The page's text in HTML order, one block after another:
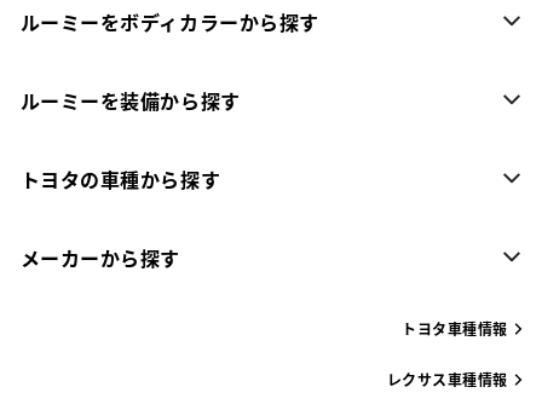
ルーミーをボディカラーから探す
ルーミーを装備から探す
トヨタの車種から探す
メーカーから探す
トヨタ車種情報
レクサス車種情報